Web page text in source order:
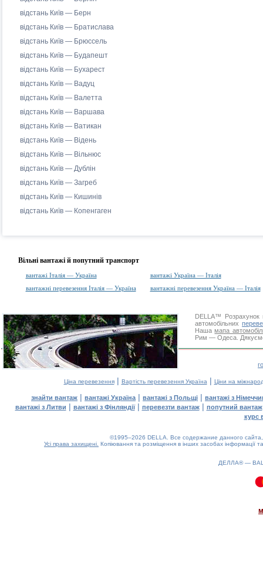
відстань Київ — Берн
відстань Київ — Братислава
відстань Київ — Брюссель
відстань Київ — Будапешт
відстань Київ — Бухарест
відстань Київ — Вадуц
відстань Київ — Валетта
відстань Київ — Варшава
відстань Київ — Ватикан
відстань Київ — Відень
відстань Київ — Вільнюс
відстань Київ — Дублін
відстань Київ — Загреб
відстань Київ — Кишинів
відстань Київ — Копенгаген
Вільні вантажі й попутний транспорт
вантажі Італія — Україна
вантажі Україна — Італія
вантажні перевезення Італія — Україна
вантажні перевезення Україна — Італія
DELLA™
Розрахунок
автомобільних
Нашамапа
Рим — Одеса. Дякуємо
Ціна перевезення| Вартість перевезення Україна | Ціни на
знайти вантаж | вантажі Україна | вантажі з Польщі | вантажі з
вантажі з Литви | вантажі з Фінляндії| перевезти вантаж| попутний вантаж
курс
©1995–2026 DELLA. Все содержание данного
Усі права захищені. Копіювання та розміщення в інших засобах інформації
ДЕЛЛА® —